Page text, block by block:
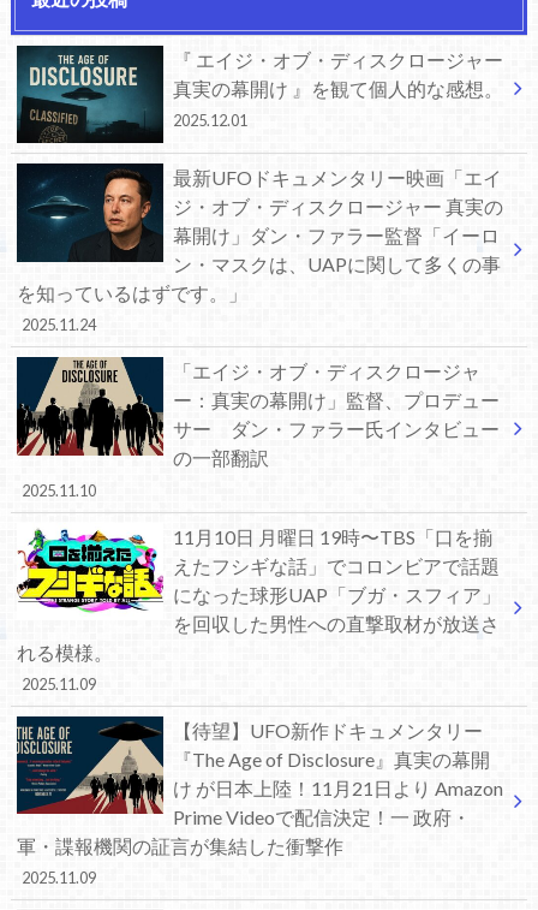
『 エイジ・オブ・ディスクロージャー
真実の幕開け 』を観て個人的な感想。
2025.12.01
最新UFOドキュメンタリー映画「エイ
ジ・オブ・ディスクロージャー 真実の
幕開け」ダン・ファラー監督「イーロ
ン・マスクは、UAPに関して多くの事
を知っているはずです。」
2025.11.24
「エイジ・オブ・ディスクロージャ
ー：真実の幕開け」監督、プロデュー
サー ダン・ファラー氏インタビュー
の一部翻訳
2025.11.10
11月10日 月曜日 19時〜TBS「口を揃
えたフシギな話」でコロンビアで話題
になった球形UAP「ブガ・スフィア」
を回収した男性への直撃取材が放送さ
れる模様。
2025.11.09
【待望】UFO新作ドキュメンタリー
『The Age of Disclosure』真実の幕開
け が日本上陸！11月21日より Amazon
Prime Videoで配信決定！一 政府・
軍・諜報機関の証言が集結した衝撃作
2025.11.09